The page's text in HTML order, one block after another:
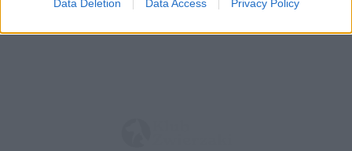
Data Deletion Data Access Privacy Policy